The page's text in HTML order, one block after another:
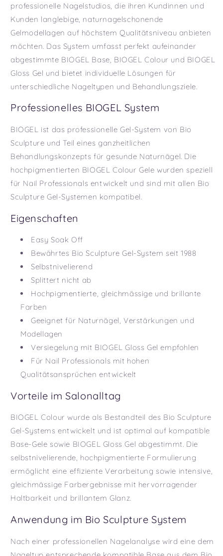
professionelle Nagelstudios, die ihren Kundinnen und
Kunden langlebige, naturnagelschonende
Gelmodellagen auf höchstem Qualitätsniveau anbieten
möchten. Das System umfasst perfekt aufeinander
abgestimmte BIOGEL Base, BIOGEL Colour und BIOGEL
Gloss Gel und bietet individuelle Lösungen für
unterschiedliche Nageltypen und Behandlungsziele.
Professionelles BIOGEL System
BIOGEL ist das professionelle Gel-System von Bio
Sculpture und Teil eines ganzheitlichen
Behandlungskonzepts für gesunde Naturnägel. Die
hochpigmentierten BIOGEL Colour Gele wurden speziell
für Nail Professionals entwickelt und sind mit allen Bio
Sculpture Gel-Systemen kompatibel.
Eigenschaften
Easy Soak Off
Bewährtes Bio Sculpture Gel-System seit 1988
Selbstnivelierend
Splittert nicht ab
Hochpigmentierte, gleichmässige und brillante
Farben
Geeignet für Naturnägel, Verstärkungen und
Modellagen
Versiegelung mit BIOGEL Gloss Gel empfohlen
Für Nail Professionals mit hohen
Qualitätsansprüchen entwickelt
Vorteile im Salonalltag
BIOGEL Colour wurde als Bestandteil des Bio Sculpture
Gel-Systems entwickelt und ist optimal auf kompatible
Base-Gele sowie BIOGEL Gloss Gel abgestimmt. Die
selbstnivelierende, hochpigmentierte Formulierung
ermöglicht eine effiziente Verarbeitung sowie intensive,
gleichmässige Farbergebnisse mit hervorragender
Haltbarkeit und brillantem Glanz.
Anwendung im Bio Sculpture System
Nach einer professionellen Nagelanalyse wird eine dem